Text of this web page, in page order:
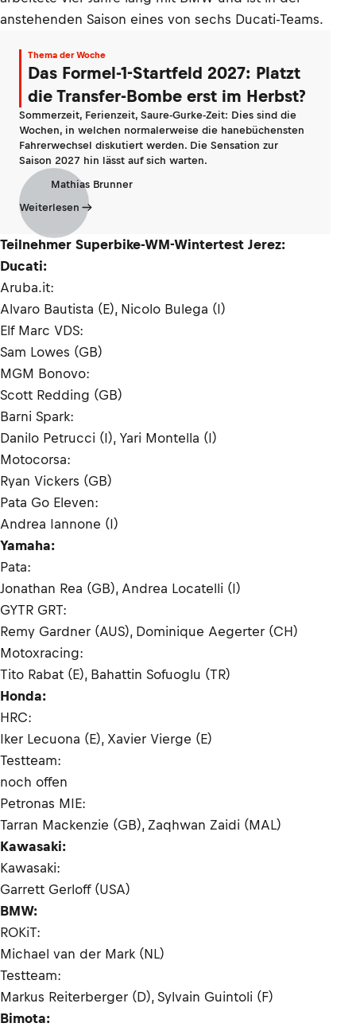
anstehenden Saison eines von sechs Ducati-Teams.
Thema der Woche
Das Formel-1-Startfeld 2027: Platzt
die Transfer-Bombe erst im Herbst?
Sommerzeit, Ferienzeit, Saure-Gurke-Zeit: Dies sind die
Wochen, in welchen normalerweise die hanebüchensten
Fahrerwechsel diskutiert werden. Die Sensation zur
Saison 2027 hin lässt auf sich warten.
Mathias Brunner
Weiterlesen
Teilnehmer Superbike-WM-Wintertest Jerez:
Ducati:
Aruba.it:
Alvaro Bautista (E), Nicolo Bulega (I)
Elf Marc VDS:
Sam Lowes (GB)
MGM Bonovo:
Scott Redding (GB)
Barni Spark:
Danilo Petrucci (I), Yari Montella (I)
Motocorsa:
Ryan Vickers (GB)
Pata Go Eleven:
Andrea Iannone (I)
Yamaha:
Pata:
Jonathan Rea (GB), Andrea Locatelli (I)
GYTR GRT:
Remy Gardner (AUS), Dominique Aegerter (CH)
Motoxracing:
Tito Rabat (E), Bahattin Sofuoglu (TR)
Honda:
HRC:
Iker Lecuona (E), Xavier Vierge (E)
Testteam:
noch offen
Petronas MIE:
Tarran Mackenzie (GB), Zaqhwan Zaidi (MAL)
Kawasaki:
Kawasaki:
Garrett Gerloff (USA)
BMW:
ROKiT:
Michael van der Mark (NL)
Testteam:
Markus Reiterberger (D), Sylvain Guintoli (F)
Bimota: